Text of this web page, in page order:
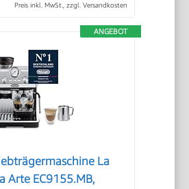
Preis inkl. MwSt., zzgl. Versandkosten
ANGEBOT
La
Arte EC9155.MB,